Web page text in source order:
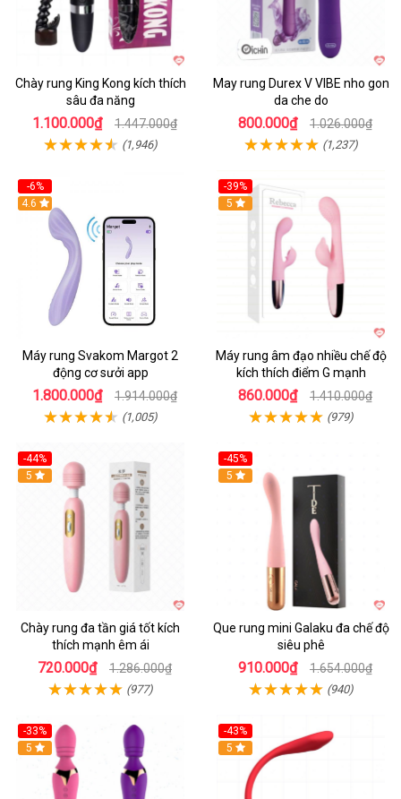
Chày rung King Kong kích thích
sâu đa năng
1.100.000₫ 1.447.000₫
(1,946)
May rung Durex V VIBE nho gon
da che do
800.000₫ 1.026.000₫
(1,237)
-6%
4.6
Máy rung Svakom Margot 2
động cơ sưởi app
1.800.000₫ 1.914.000₫
(1,005)
-39%
Hot
5
Máy rung âm đạo nhiều chế độ
kích thích điểm G mạnh
860.000₫ 1.410.000₫
(979)
-44%
Hot
5
Chày rung đa tần giá tốt kích
thích mạnh êm ái
720.000₫ 1.286.000₫
(977)
-45%
Hot
5
Que rung mini Galaku đa chế độ
siêu phê
910.000₫ 1.654.000₫
(940)
-33%
Hot
5
-43%
Hot
5